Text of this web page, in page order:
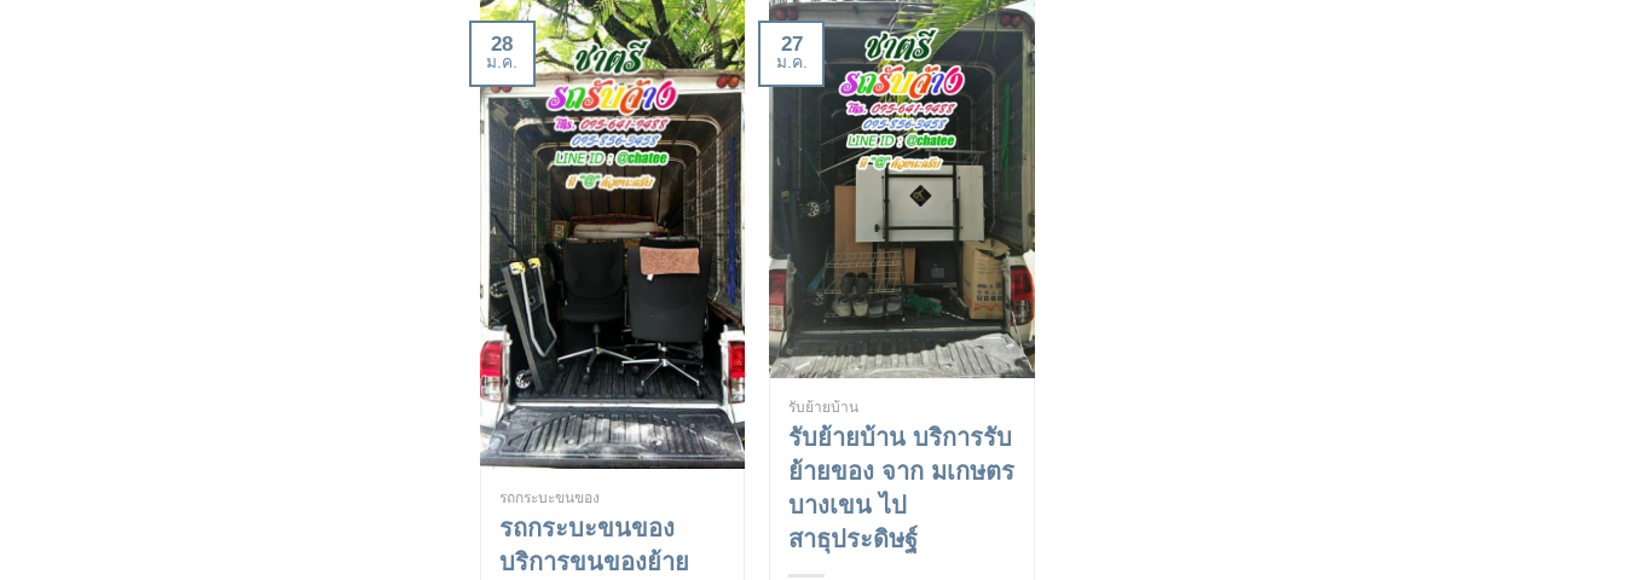
28
ม.ค.
รถกระบะขนของ
รถกระบะขนของ
บริการขนของย้าย
27
ม.ค.
รับย้ายบ้าน
รับย้ายบ้าน บริการรับ
ย้ายของ จาก มเกษตร
บางเขน ไป
สาธุประดิษฐ์